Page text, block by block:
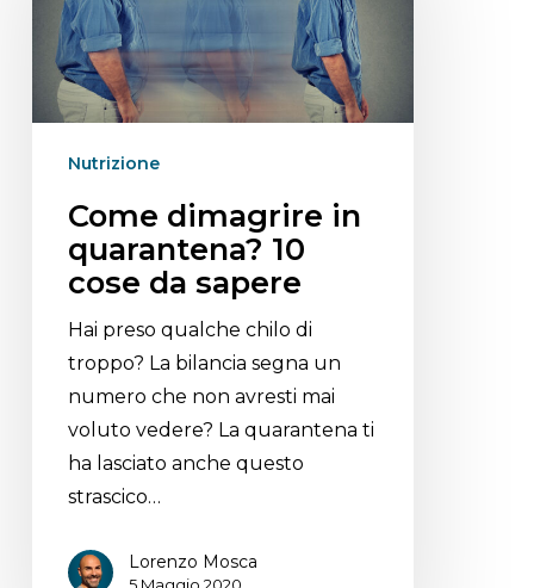
Nutrizione
Come dimagrire in
quarantena? 10
cose da sapere
Hai preso qualche chilo di
troppo? La bilancia segna un
numero che non avresti mai
voluto vedere? La quarantena ti
ha lasciato anche questo
strascico…
Lorenzo Mosca